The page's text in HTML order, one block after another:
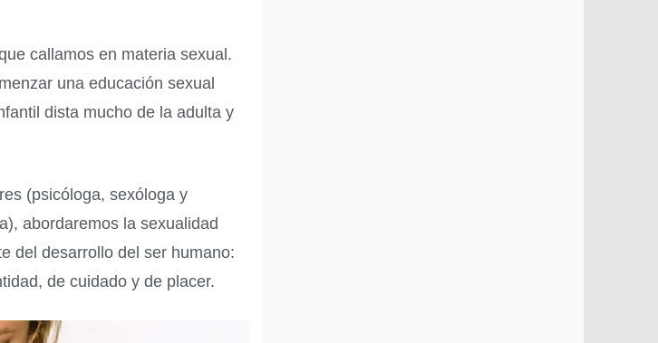
callamos en materia sexual.
una educación sexual
dista mucho de la adulta y
(psicóloga, sexóloga y
abordaremos la sexualidad
del desarrollo del ser humano:
de cuidado y de placer.